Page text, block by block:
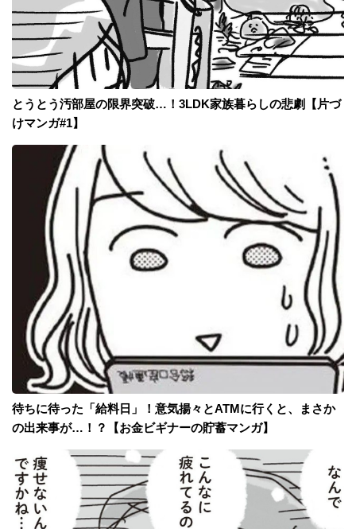
とうとう汚部屋の限界突破…！3LDK家族暮らしの悲劇【片づ
けマンガ#1】
待ちに待った「給料日」！意気揚々とATMに行くと、まさか
の出来事が…！？【お金ビギナーの貯蓄マンガ】